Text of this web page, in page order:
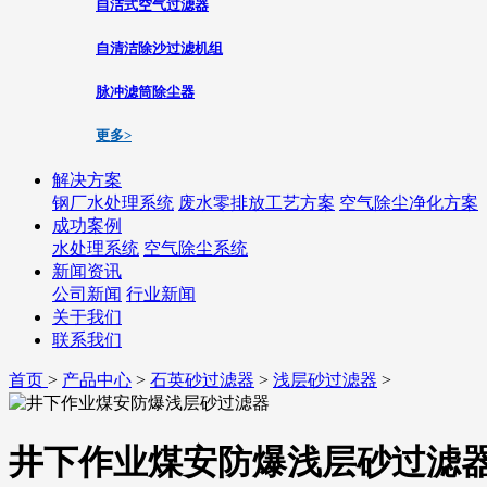
自洁式空气过滤器
自清洁除沙过滤机组
脉冲滤筒除尘器
更多>
解决方案
钢厂水处理系统 废水零排放工艺方案 空气除尘净化方案
成功案例
水处理系统 空气除尘系统
新闻资讯
公司新闻 行业新闻
关于我们
联系我们
首页 > 产品中心 > 石英砂过滤器 > 浅层砂过滤器 >
井下作业煤安防爆浅层砂过滤